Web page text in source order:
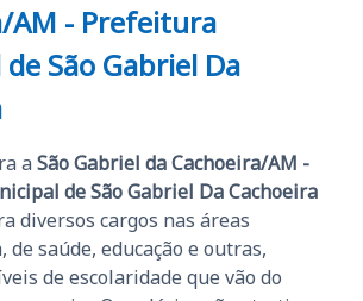
AM - Prefeitura
São Gabriel Da
a São Gabriel da Cachoeira/AM -
de São Gabriel Da Cachoeira
diversos cargos nas áreas
saúde, educação e outras,
de escolaridade que vão do